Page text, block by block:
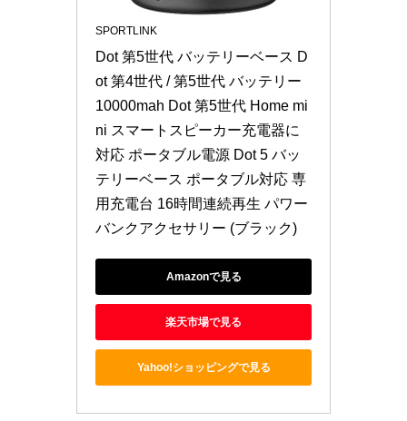
SPORTLINK
Dot 第5世代 バッテリーベース D
ot 第4世代 / 第5世代 バッテリー
10000mah Dot 第5世代 Home mi
ni スマートスピーカー充電器に
対応 ポータブル電源 Dot 5 バッ
テリーベース ポータブル対応 専
用充電台 16時間連続再生 パワー
バンクアクセサリー (ブラック)
Amazonで見る
楽天市場で見る
Yahoo!ショッピングで見る